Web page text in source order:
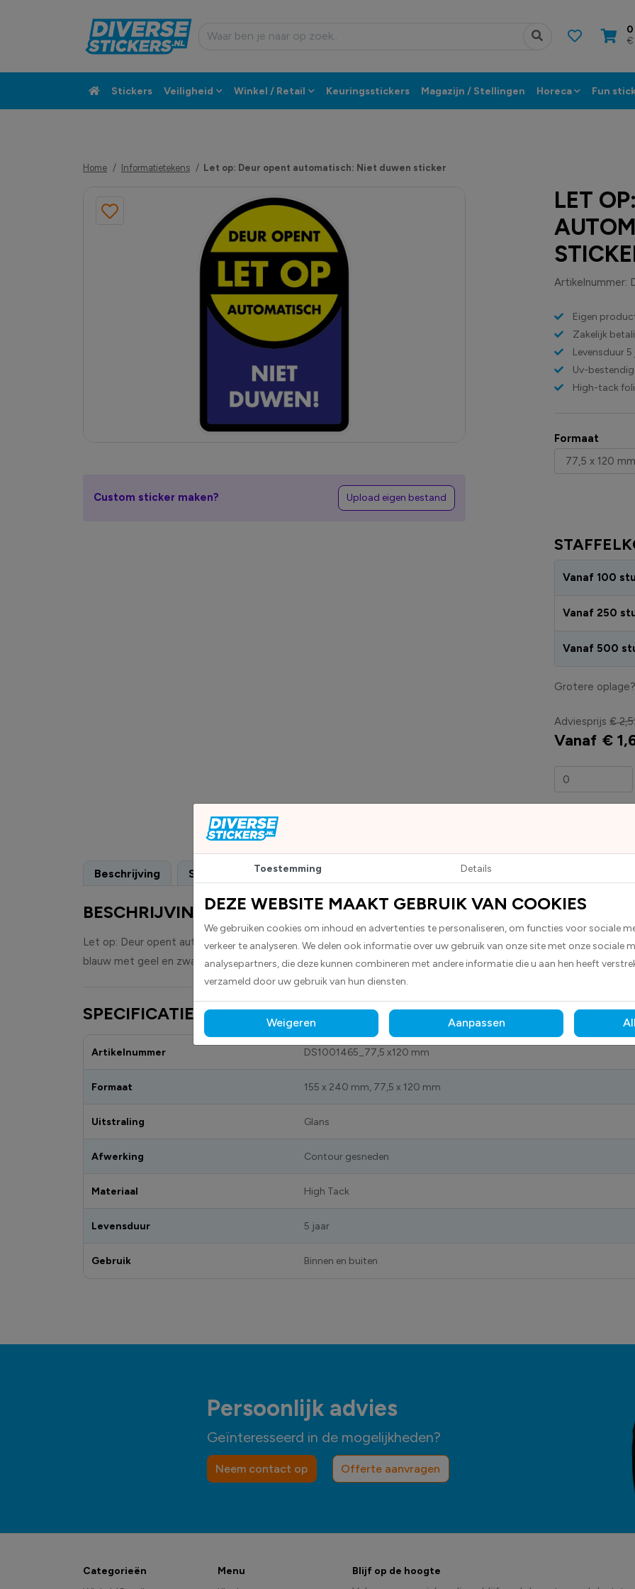
Stickers Veiligheid Winkel / Retail Keuringsstickers Magazijn / Stellingen Horeca Fun
Home Informatietekens Let op: Deur opent automatisch: Niet duwen sticker
LET
Artikelnummer:
Eigen
Zakelijk
Levensduur 5
Uv-
High-tack
Formaat
Vanaf 100
Vanaf 250
Vanaf 500
Grotere oplage?
Adviesprijs €
Vanaf €
Voor 15:00
Custom sticker maken? Upload eigen bestand
Beschrijving Specificaties
BESCHRIJVING
Let op: Deur opent automatisch: Niet duwen stickers worden geleverd als rechthoekige stickers met afgeronde
blauw met geel en zwart.
SPECIFICATIES
Artikelnummer DS1001465_77,5 x120 mm
Formaat 155 x 240 mm, 77,5 x 120 mm
Uitstraling Glans
Afwerking Contour gesneden
Materiaal High Tack
Levensduur 5 jaar
Gebruik Binnen en buiten
Persoonlijk advies
Geïnteresseerd in de mogelijkheden?
Neem contact op Offerte aanvragen
Categorieën
Menu
Blijf op de hoogte
Toestemming Details
DEZE WEBSITE MAAKT GEBRUIK VAN COOKIES
We gebruiken cookies om inhoud en advertenties te personaliseren, om functies voor sociale
verkeer te analyseren. We delen ook informatie over uw gebruik van onze site met onze sociale
analysepartners, die deze kunnen combineren met andere informatie die u aan hen heeft
verzameld door uw gebruik van hun diensten.
Weigeren Aanpassen